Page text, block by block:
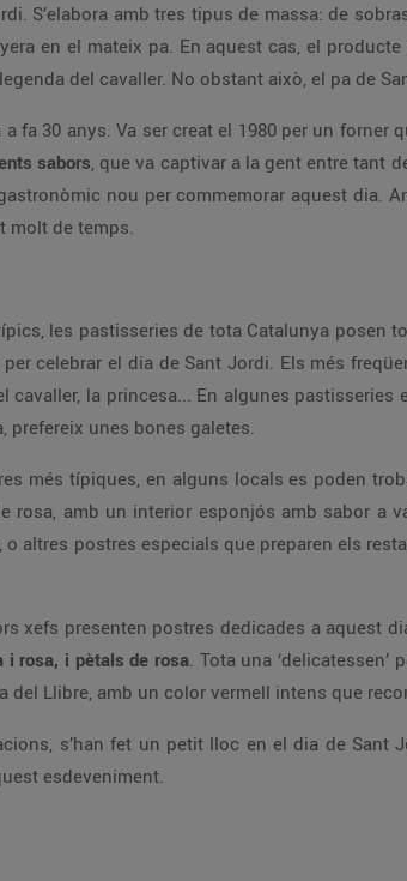
S’elabora amb tres tipus de massa: de
en el mateix pa. En aquest cas, el
del cavaller. No obstant això, el pa de
a fa 30 anys. Va ser creat el 1980 per un
sabors, que va captivar a la gent entre tant
nou per commemorar aquest dia.
molt de temps.
les pastisseries de tota Catalunya
celebrar el dia de Sant Jordi. Els més
cavaller, la princesa... En algunes
prefereix unes bones galetes.
més típiques, en alguns locals es poden
rosa, amb un interior esponjós amb sabor a
o altres postres especials que preparen els
xefs presenten postres dedicades a aquest
i rosa, i pètals de rosa. Tota una
Llibre, amb un color vermell intens que
s’han fet un petit lloc en el dia de
esdeveniment.